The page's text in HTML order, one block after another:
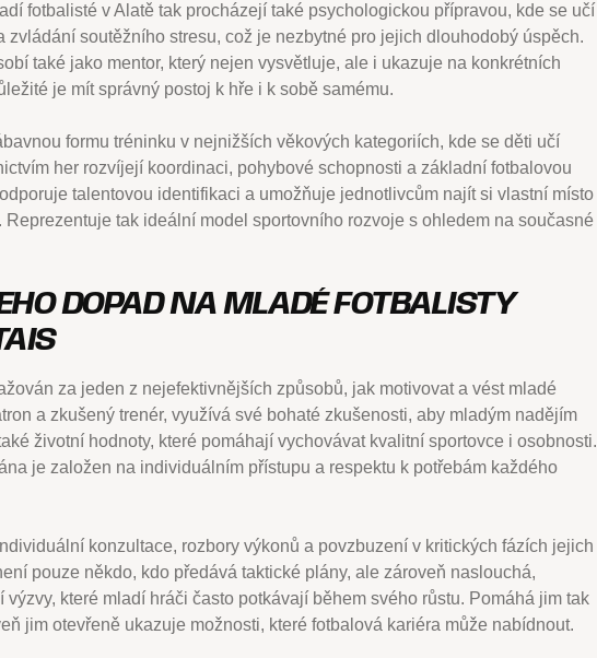
fotbalisté v Alatě tak procházejí také psychologickou přípravou, kde se učí
zvládání soutěžního stresu, což je nezbytné pro jejich dlouhodobý úspěch.
také jako mentor, který nejen vysvětluje, ale i ukazuje na konkrétních
je mít správný postoj k hře i k sobě samému.
formu tréninku v nejnižších věkových kategoriích, kde se děti učí
her rozvíjejí koordinaci, pohybové schopnosti a základní fotbalovou
talentovou identifikaci a umožňuje jednotlivcům najít si vlastní místo
Reprezentuje tak ideální model sportovního rozvoje s ohledem na současné
DOPAD NA MLADÉ FOTBALISTY
za jeden z nejefektivnějších způsobů, jak motivovat a vést mladé
a zkušený trenér, využívá své bohaté zkušenosti, aby mladým nadějím
životní hodnoty, které pomáhají vychovávat kvalitní sportovce i osobnosti.
je založen na individuálním přístupu a respektu k potřebám každého
konzultace, rozbory výkonů a povzbuzení v kritických fázích jejich
pouze někdo, kdo předává taktické plány, ale zároveň naslouchá,
které mladí hráči často potkávají během svého růstu. Pomáhá jim tak
jim otevřeně ukazuje možnosti, které fotbalová kariéra může nabídnout.